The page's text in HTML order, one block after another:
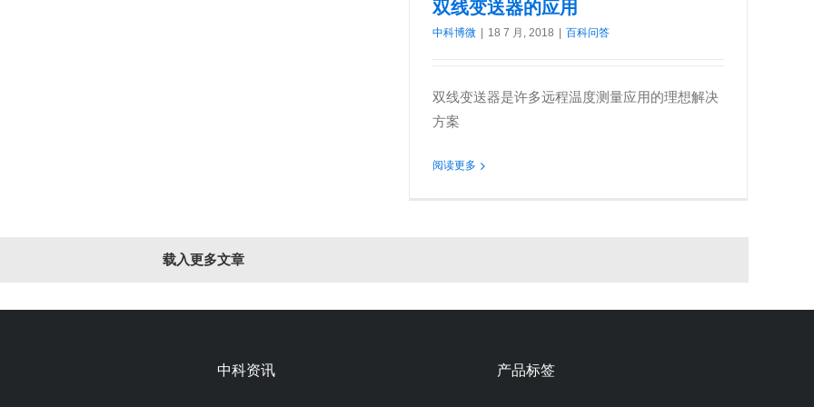
双线变送器的应用
中科博微 18 7 月, 2018 百科问答
双线变送器是许多远程温度测量应用的理想解决
方案
阅读更多
载入更多文章
中科资讯 产品标签